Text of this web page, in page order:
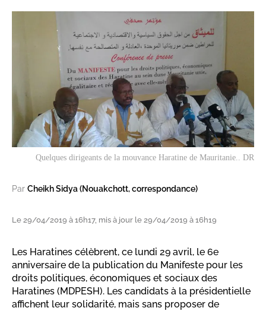
Quelques dirigeants de la mouvance Haratine de Mauritanie.. DR
Par Cheikh Sidya (Nouakchott, correspondance)
Le 29/04/2019 à 16h17, mis à jour le 29/04/2019 à 16h19
Les Haratines célèbrent, ce lundi 29 avril, le 6e
anniversaire de la publication du Manifeste pour les
droits politiques, économiques et sociaux des
Haratines (MDPESH). Les candidats à la présidentielle
affichent leur solidarité, mais sans proposer de